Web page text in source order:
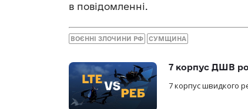
в повідомленні.
ВОЄННІ ЗЛОЧИНИ РФ СУМЩИНА
7 корпус ДШВ
7 корпус швидкого